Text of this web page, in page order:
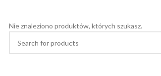
Nie znaleziono produktów, których szukasz.